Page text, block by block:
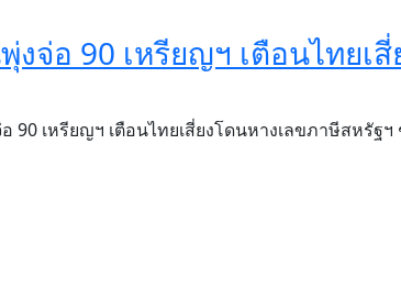
จ่อ 90 เหรียญฯ เตือนไทยเสี่
เหรียญฯ เตือนไทยเสี่ยงโดนหางเลขภาษีสหรัฐฯ